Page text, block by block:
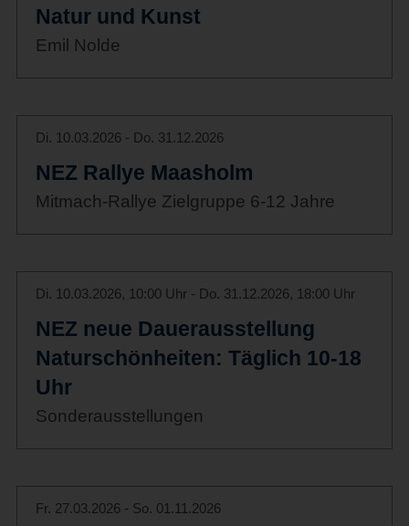
Natur und Kunst
Emil Nolde
Di. 10.03.2026 - Do. 31.12.2026
NEZ Rallye Maasholm
Mitmach-Rallye Zielgruppe 6-12 Jahre
Di. 10.03.2026, 10:00 Uhr - Do. 31.12.2026, 18:00 Uhr
NEZ neue Dauerausstellung
Naturschönheiten: Täglich 10-18
Uhr
Sonderausstellungen
Fr. 27.03.2026 - So. 01.11.2026